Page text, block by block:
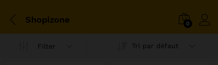
Shopizone 0
Filter Tri par défaut